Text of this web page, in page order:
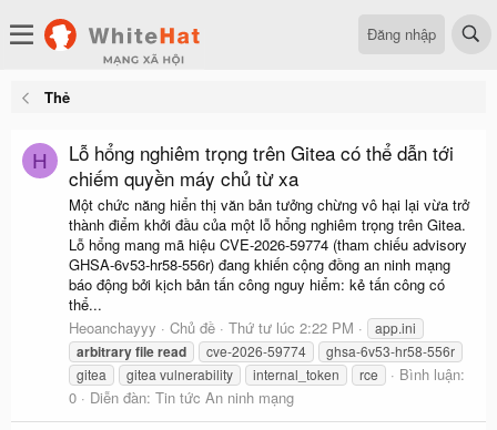
Đăng nhập
Thẻ
H
Lỗ hổng nghiêm trọng trên Gitea có thể dẫn tới
chiếm quyền máy chủ từ xa
Một chức năng hiển thị văn bản tưởng chừng vô hại lại vừa trở
thành điểm khởi đầu của một lỗ hổng nghiêm trọng trên Gitea.
Lỗ hổng mang mã hiệu CVE-2026-59774 (tham chiếu advisory
GHSA-6v53-hr58-556r) đang khiến cộng đồng an ninh mạng
báo động bởi kịch bản tấn công nguy hiểm: kẻ tấn công có
thể...
Heoanchayyy
Chủ đề Thứ tư lúc 2:22 PM app.ini
arbitraryfileread cve-2026-59774
ghsa-6v53-hr58-556r
gitea
gitea vulnerability internal_token rce
Bình luận:
0
Diễn đàn: Tin tức An ninh mạng